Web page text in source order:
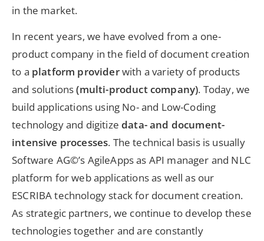
in the market.
In recent years, we have evolved from a one-
product company in the field of document creation
to a platform providerwith a variety of products
and solutions(multi-product company). Today, we
build applications using No- and Low-Coding
technology and digitizedata- and document-
intensive processes. The technical basis is usually
Software AG©’s AgileApps as API manager and NLC
platform for web applications as well as our
ESCRIBA technology stack for document creation.
As strategic partners, we continue to develop these
technologies together and are constantly